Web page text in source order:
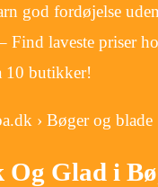
god fordøjelse
Find laveste priser
10 butikker!
› Bøger og blade
Glad i